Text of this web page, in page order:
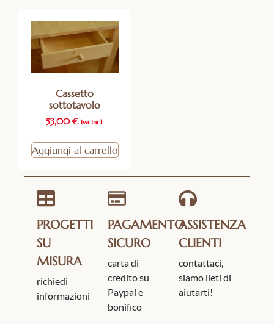
Cassetto
sottotavolo
53,00€ Iva Incl.
Aggiungi al carrello
PROGETTI
SU
MISURA
richiedi
informazioni
PAGAMENTO
SICURO
carta di
credito su
Paypal e
bonifico
ASSISTENZA
CLIENTI
contattaci,
siamo lieti di
aiutarti!